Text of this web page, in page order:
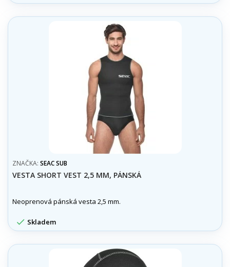
ZNAČKA: SEAC SUB
VESTA SHORT VEST 2,5 MM, PÁNSKÁ
Neoprenová pánská vesta 2,5 mm.
 Skladem